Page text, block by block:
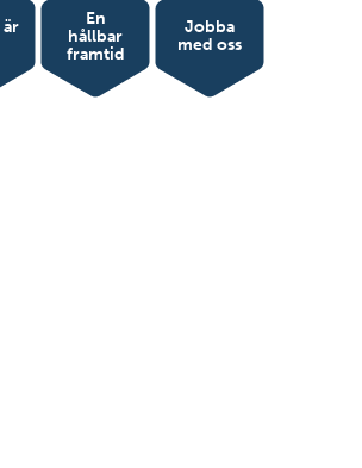
är
En
hållbar
framtid
Jobba
med oss